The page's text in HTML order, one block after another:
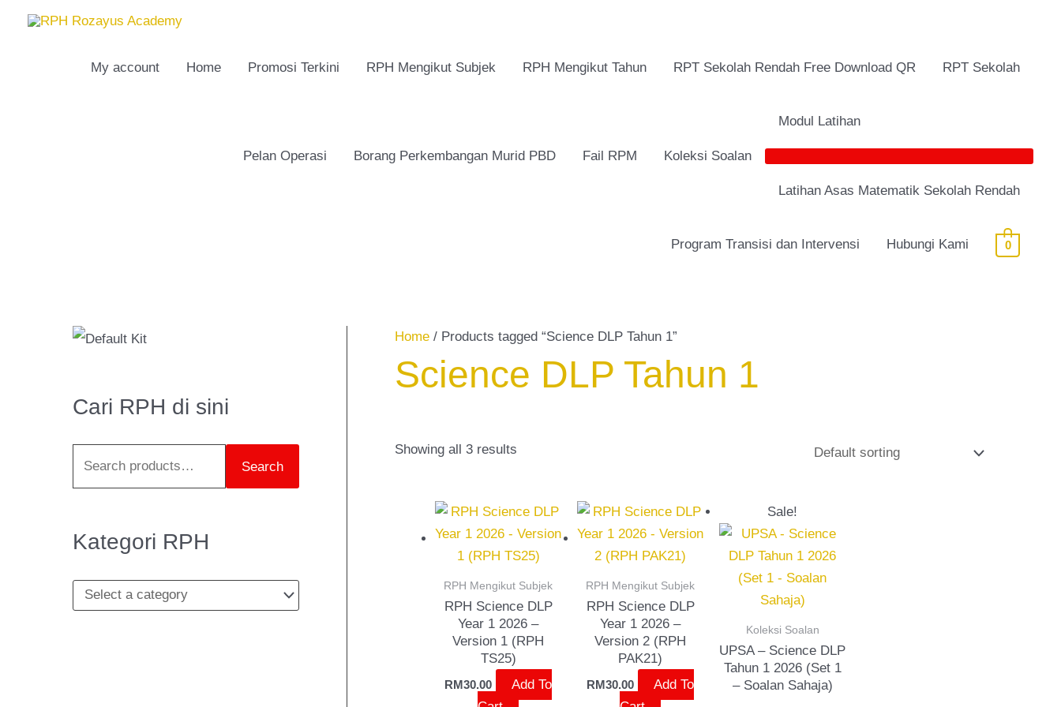
My account
Home Promosi Terkini RPH Mengikut Subjek RPH Mengikut Tahun RPT Sekolah Rendah Free Download QR RPT Sekolah
Pelan Operasi Borang Perkembangan Murid PBD Fail RPM Koleksi Soalan
Modul Latihan
Latihan Asas Matematik Sekolah Rendah
Program Transisi dan Intervensi Hubungi Kami 0
Cari RPH di sini
S
c
r
:
Search
Kategori RPH
Home / Products tagged “Science DLP Tahun 1”
Science DLP Tahun 1
Showing all 3 results
RPH Mengikut Subjek
RPH Science DLP
Year 1 2026 –
Version 1 (RPH
TS25)
RM30.00
Add To
RPH Mengikut Subjek
RPH Science DLP
Year 1 2026 –
Version 2 (RPH
PAK21)
RM30.00
Add To
Sale!
Koleksi Soalan
UPSA – Science DLP
Tahun 1 2026 (Set 1
– Soalan Sahaja)
Original
was:
RM15.00.
is:
RM10.00.